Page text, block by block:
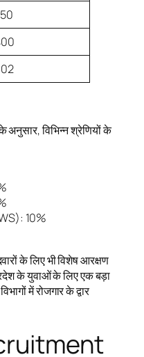
अनुसार, विभिन्न श्रेणियों के
10%
के लिए भी विशेष आरक्षण
के युवाओं के लिए एक बड़ा
में रोजगार के द्वार